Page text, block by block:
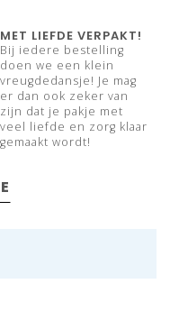
MET LIEFDE VERPAKT!
Bij iedere bestelling
doen we een klein
vreugdedansje! Je mag
er dan ook zeker van
zijn dat je pakje met
veel liefde en zorg klaar
gemaakt wordt!